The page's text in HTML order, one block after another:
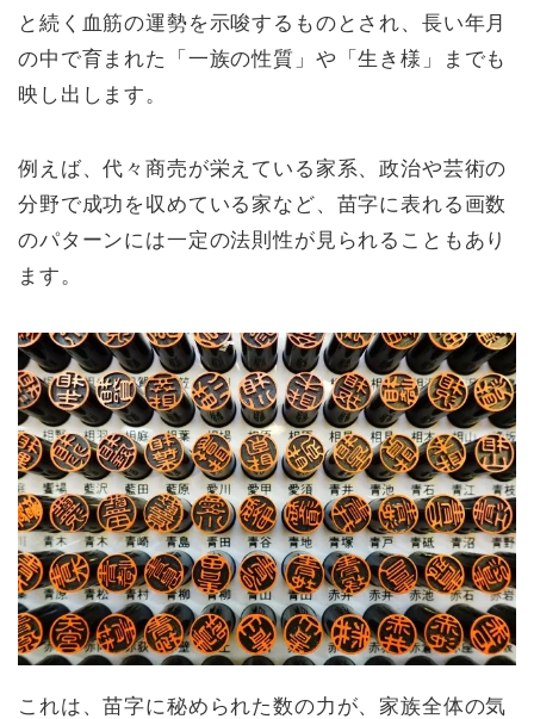
と続く血筋の運勢を示唆するものとされ、長い年月
の中で育まれた「一族の性質」や「生き様」までも
映し出します。
例えば、代々商売が栄えている家系、政治や芸術の
分野で成功を収めている家など、苗字に表れる画数
のパターンには一定の法則性が見られることもあり
ます。
これは、苗字に秘められた数の力が、家族全体の気